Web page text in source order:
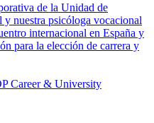
de la Unidad de
nuestra psicóloga vocacional
internacional en España y
para la elección de carrera y
Career & University